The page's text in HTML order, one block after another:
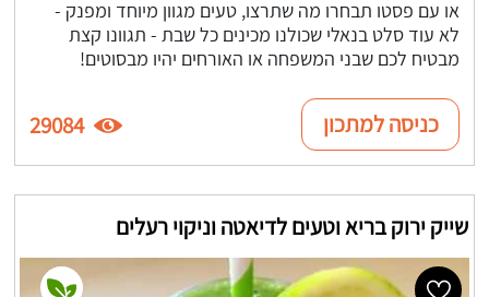
או עם פסטו תבחרו מה שתרצו, טעים מגוון מיוחד ומפנק -
לא עוד סלט בנאלי שכולנו מכינים כל שבת - תגוונו קצת
מבטיח לכם שבני המשפחה או האורחים יהיו מבסוטים!
כניסה למתכון 29084
שייק ירוק בריא וטעים לדיאטה וניקוי רעלים